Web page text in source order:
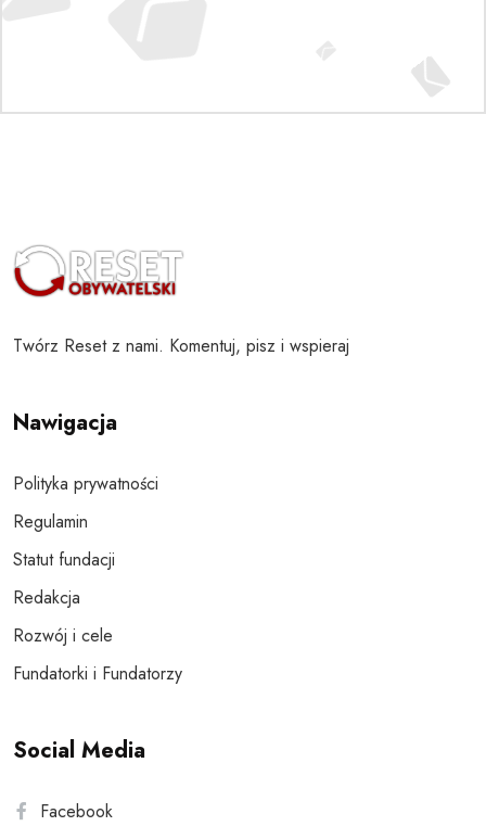
Twórz Reset z nami. Komentuj, pisz i wspieraj
Nawigacja
Polityka prywatności
Regulamin
Statut fundacji
Redakcja
Rozwój i cele
Fundatorki i Fundatorzy
Social Media
Facebook